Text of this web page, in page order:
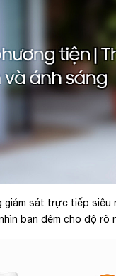
sát trực tiếp siêu
ban đêm cho độ rõ